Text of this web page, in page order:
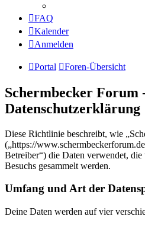
FAQ
Kalender
Anmelden
Portal Foren-Übersicht
Schermbecker Forum
Datenschutzerklärung
Diese Richtlinie beschreibt, wie
(„https://
Betreiber“) die Daten verwendet,
Besuchs gesammelt werden.
Umfang und Art der
Deine Daten werden auf vier